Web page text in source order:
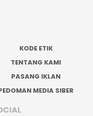
KODE ETIK
TENTANG KAMI
PASANG IKLAN
MEDIA SIBER